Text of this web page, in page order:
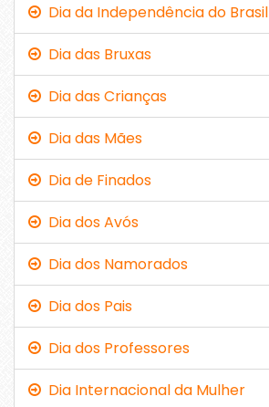
Dia da Independência do Brasil
Dia das Bruxas
Dia das Crianças
Dia das Mães
Dia de Finados
Dia dos Avós
Dia dos Namorados
Dia dos Pais
Dia dos Professores
Dia Internacional da Mulher